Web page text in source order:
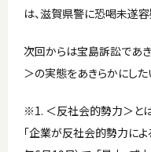
は、滋賀県警に恐喝未遂容
次回からは宝島訴訟であ
＞の実態をあきらかにした
※1. ＜反社会的勢力＞と
「企業が反社会的勢力に